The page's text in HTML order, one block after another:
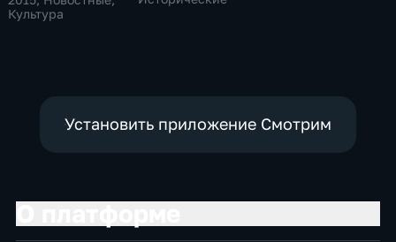
Культура
Установить приложение Смотрим